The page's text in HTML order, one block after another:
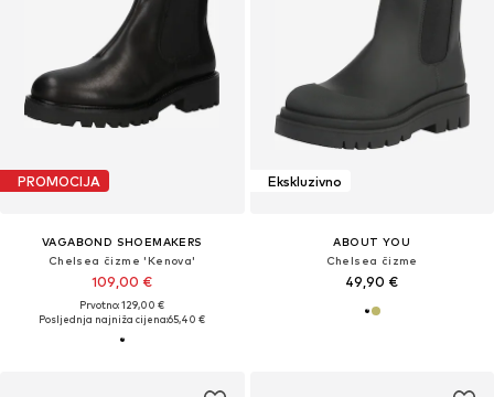
PROMOCIJA
VAGABOND SHOEMAKERS
Chelsea čizme 'Kenova'
109,00 €
Prvotno: 129,00 €
Posljednja najniža cijena:65,40 €
Ekskluzivno
ABOUT YOU
Chelsea čizme
49,90 €